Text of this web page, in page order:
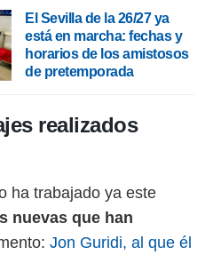
El Sevilla de la 26/27 ya
está en marcha: fechas y
horarios de los amistosos
de pretemporada
realizados
ha trabajado ya este
nuevas que han
Jon Guridi, al que él